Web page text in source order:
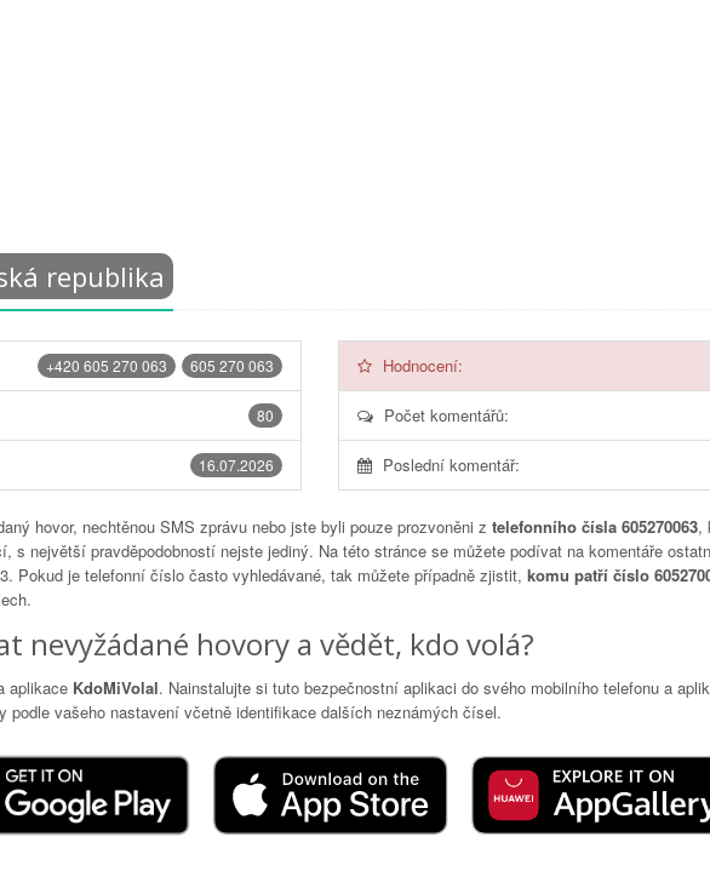
republika
605 270 063
+420 605 270 063
80
16.07.2026
Hodnocení:
Počet komentářů:
Poslední komentář:
hovor, nechtěnou SMS zprávu nebo jste byli pouze prozvoněni z telefonního čísla 605270063,
s největší pravděpodobností nejste jediný. Na této stránce se můžete podívat na komentáře
. Pokud je telefonní číslo často vyhledávané, tak můžete případně zjistit, komu patří číslo
nevyžádané hovory a vědět, kdo volá?
aplikace KdoMiVolal. Nainstalujte si tuto bezpečnostní aplikaci do svého mobilního telefonu a
podle vašeho nastavení včetně identifikace dalších neznámých čísel.